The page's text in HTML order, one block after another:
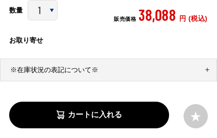
数量
販売価格 38,088 円 (税込)
お取り寄せ
※在庫状況の表記について※
カートに入れる